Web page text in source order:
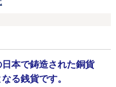
本で鋳造された銅貨
る銭貨です。